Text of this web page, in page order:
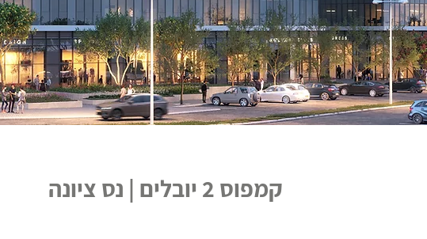
קמפוס 2 יובלים | נס ציונה